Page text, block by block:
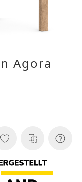
Agora